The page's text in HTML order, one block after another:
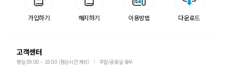
가입하기 해지하기 이용방법 다운로드
고객센터
평일 09:00 ~ 18:00 (점심시간 제외) 주말/공휴일 휴무